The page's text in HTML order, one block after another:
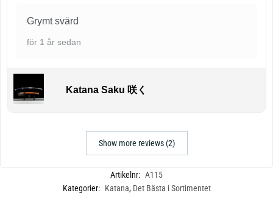
Grymt svärd
för 1 år sedan
Katana Saku 咲く
Show more reviews (2)
Artikelnr: A115
Kategorier: Katana, Det Bästa i Sortimentet